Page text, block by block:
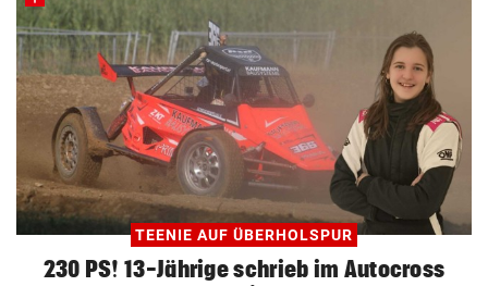
TEENIE AUF ÜBERHOLSPUR
230 PS! 13-Jährige schrieb im Autocross